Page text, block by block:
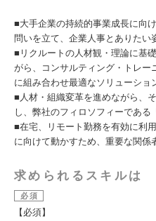
■大手企業の持続的事業成長に向
問いを立て、企業人事とありたい
■リクルートの人材観・理論に基
がら、コンサルティング・トレー
に組み合わせ最適なソリューショ
■人材・組織変革を進めながら、
し、弊社のフィロソフィーであ
■在宅、リモート勤務を有効に利
に向けて動かすため、重要な関係
求められるスキルは
必須
【必須】